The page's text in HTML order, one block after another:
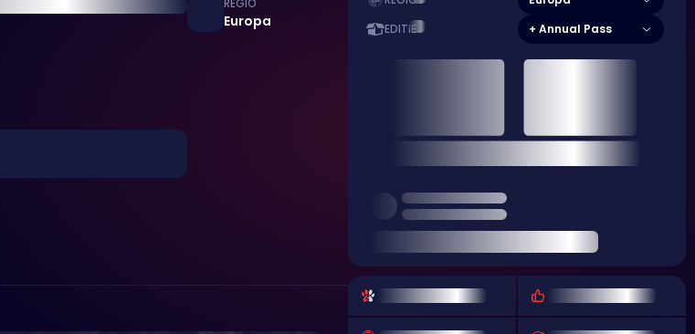
REGIO
Europa EDITIE + Annual Pass